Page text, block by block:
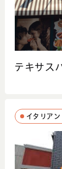
テキサス
イタリアン